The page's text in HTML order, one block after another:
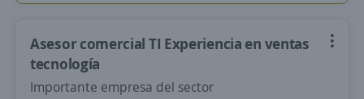
Asesor comercial TI Experiencia en ventas
tecnología
Importante empresa del sector